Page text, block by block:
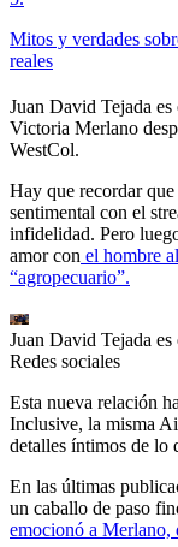
Mitos y verdades
reales
Juan David Tejada
Victoria Merlano
WestCol.
Hay que recordar
sentimental con el
infidelidad. Pero
amor con el hombre
“agropecuario”.
Juan David Tejada
Redes sociales
Esta nueva relación
Inclusive, la misma
detalles íntimos de lo
En las últimas
un caballo de paso
emocionó a Merlano,